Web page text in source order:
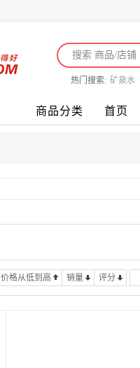
热门搜索: 矿泉水
商品分类 首页
价格从低到高 销量 评分